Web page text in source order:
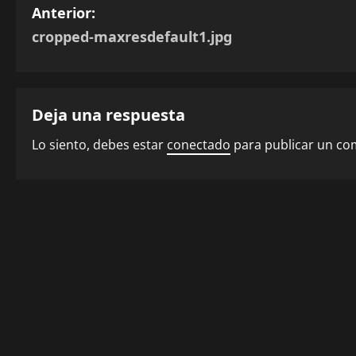
N
a
e
g
Anterior:
cropped-maxresdefault1.jpg
Deja una respuesta
Lo siento, debes estar conectado para publicar un